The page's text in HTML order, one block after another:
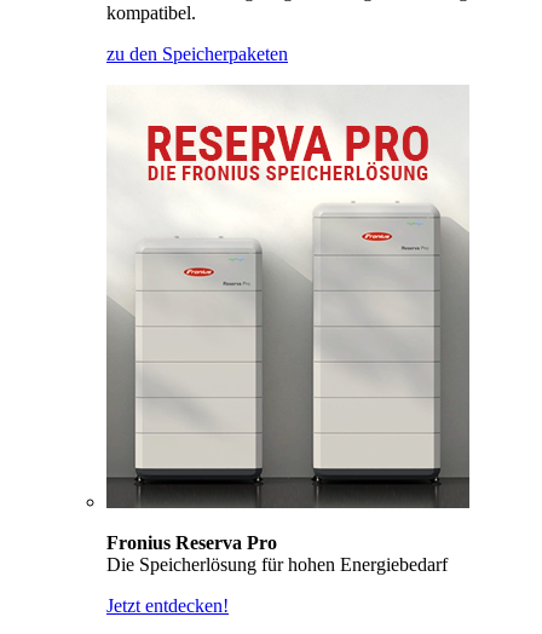
kompatibel.
zu den Speicherpaketen
Fronius Reserva Pro
Die Speicherlösung für hohen Energiebedarf
Jetzt entdecken!